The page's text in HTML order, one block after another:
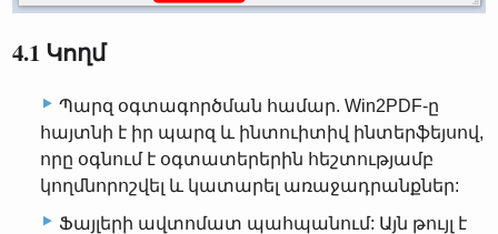
4.1 Կողմ
Պարզ օգտագործման համար. Win2PDF-ը
հայտնի է իր պարզ և ինտուիտիվ ինտերֆեյսով,
որը օգնում է օգտատերերին հեշտությամբ
կողմնորոշվել և կատարել առաջադրանքներ:
Ֆայլերի ավտոմատ պահպանում: Այն թույլ է